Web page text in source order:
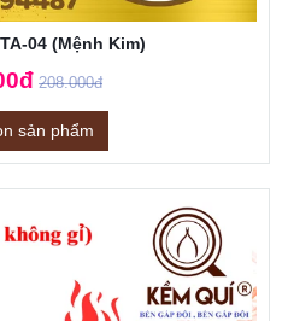
04 (Mệnh Kim)
208.000đ
sản phẩm